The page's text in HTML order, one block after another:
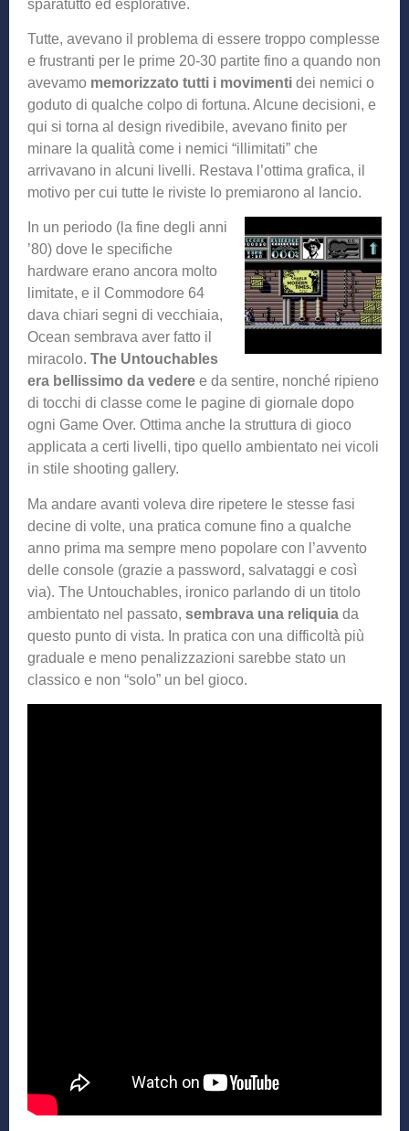
sparatutto ed esplorative.
Tutte, avevano il problema di essere troppo complesse
e frustranti per le prime 20-30 partite fino a quando non
avevamo memorizzato tutti i movimenti dei nemici o
goduto di qualche colpo di fortuna. Alcune decisioni, e
qui si torna al design rivedibile, avevano finito per
minare la qualità come i nemici “illimitati” che
arrivavano in alcuni livelli. Restava l’ottima grafica, il
motivo per cui tutte le riviste lo premiarono al lancio.
In un periodo (la fine degli anni
’80) dove le specifiche
hardware erano ancora molto
limitate, e il Commodore 64
dava chiari segni di vecchiaia,
Ocean sembrava aver fatto il
miracolo. The Untouchables
era bellissimo da vedere e da sentire, nonché ripieno
di tocchi di classe come le pagine di giornale dopo
ogni Game Over. Ottima anche la struttura di gioco
applicata a certi livelli, tipo quello ambientato nei vicoli
in stile shooting gallery.
Ma andare avanti voleva dire ripetere le stesse fasi
decine di volte, una pratica comune fino a qualche
anno prima ma sempre meno popolare con l’avvento
delle console (grazie a password, salvataggi e così
via). The Untouchables, ironico parlando di un titolo
ambientato nel passato, sembrava una reliquia da
questo punto di vista. In pratica con una difficoltà più
graduale e meno penalizzazioni sarebbe stato un
classico e non “solo” un bel gioco.